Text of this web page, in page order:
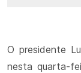
O presidente
nesta quarta-